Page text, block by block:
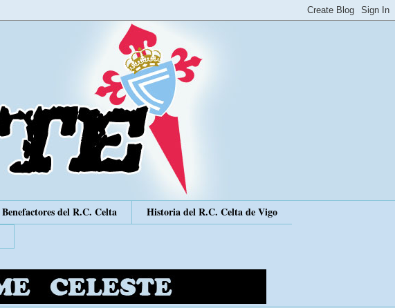
Benefactores del R.C. Celta
Historia del R.C. Celta de Vigo